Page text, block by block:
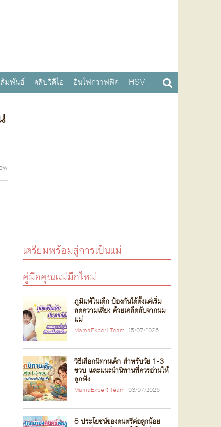
มพันธ์ คลิปวิดีโอ อินโฟกราฟฟิค RSV
เตรียมพร้อมสู่การเป็นแม่
คู่มือคุณแม่มือใหม่
ภูมิแพ้ในเด็ก ป้องกันได้ตั้งแต่เริ่ม
ลดความเสี่ยง ด้วยเคล็ดลับจากนม
แม่
MamaExpert Team 15/07/2026
วิธีเลือกนิทานเด็ก สำหรับวัย 1-3
ขวบ และแนะนำนิทานที่ควรอ่านให้
ลูกฟัง
MamaExpert Team 03/07/2026
5 ประโยชน์ของดนตรีต่อลูกน้อย